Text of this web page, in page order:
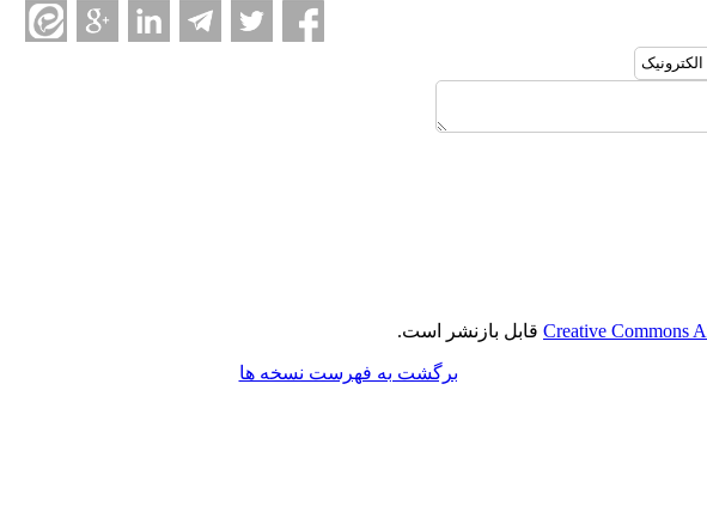
Creative Commons قابل بازنشر است.
برگشت به فهرست نسخه ها